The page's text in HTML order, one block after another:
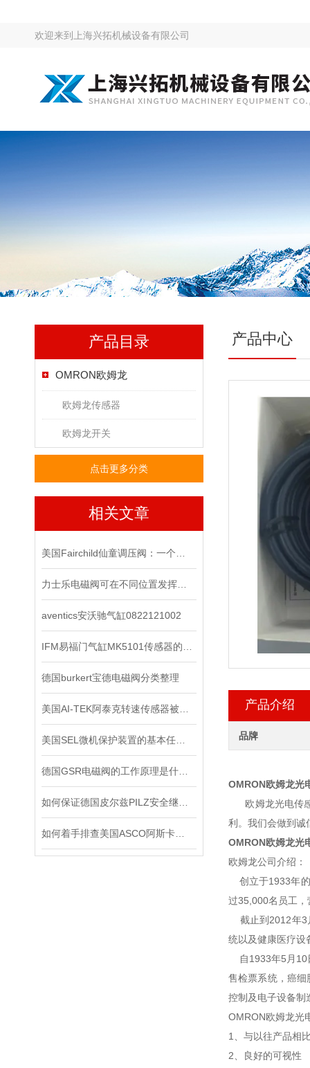
欢迎来到 上海兴拓机械设备有限公司
产品目录
OMRON欧姆龙
欧姆龙传感器
欧姆龙开关
点击更多分类
相关文章
aventics安沃驰气缸0822121002
德国burkert宝德电磁阀分类整理
产品中心
产品介绍
品牌
OMRON欧姆龙光
欧姆龙光电传感
利。我们会做到诚
OMRON欧姆龙光
欧姆龙公司介绍：
创立于1933年的
过35,000名员工
截止到2012年3
统以及健康医疗设
自1933年5月10
售检票系统，癌
控制及电子设备制
OMRON欧姆龙光
1、与以往产品相
2、良好的可视性